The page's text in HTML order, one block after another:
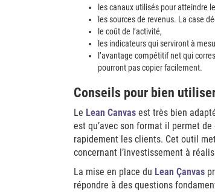
les canaux utilisés pour atteindre
les sources de revenus. La case
le coût de l’activité,
les indicateurs qui serviront à
l’avantage compétitif net qui
pourront pas copier facilement.
Conseils pour bien
Le Lean Canvas est très bien
est qu’avec son format il permet
rapidement les clients. Cet outil
concernant l’investissement à
La mise en place du Lean Çanvas
répondre à des questions